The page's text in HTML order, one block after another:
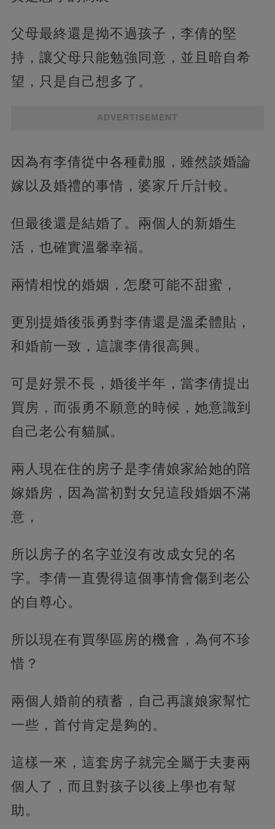
父母最終還是拗不過孩子，李倩的堅
持，讓父母只能勉強同意，並且暗自希
望，只是自己想多了。
ADVERTISEMENT
因為有李倩從中各種勸服，雖然談婚論
嫁以及婚禮的事情，婆家斤斤計較。
但最後還是結婚了。兩個人的新婚生
活，也確實溫馨幸福。
兩情相悅的婚姻，怎麼可能不甜蜜，
更別提婚後張勇對李倩還是溫柔體貼，
和婚前一致，這讓李倩很高興。
可是好景不長，婚後半年，當李倩提出
買房，而張勇不願意的時候，她意識到
自己老公有貓膩。
兩人現在住的房子是李倩娘家給她的陪
嫁婚房，因為當初對女兒這段婚姻不滿
意，
所以房子的名字並沒有改成女兒的名
字。李倩一直覺得這個事情會傷到老公
的自尊心。
所以現在有買學區房的機會，為何不珍
惜？
兩個人婚前的積蓄，自己再讓娘家幫忙
一些，首付肯定是夠的。
這樣一來，這套房子就完全屬于夫妻兩
個人了，而且對孩子以後上學也有幫
助。